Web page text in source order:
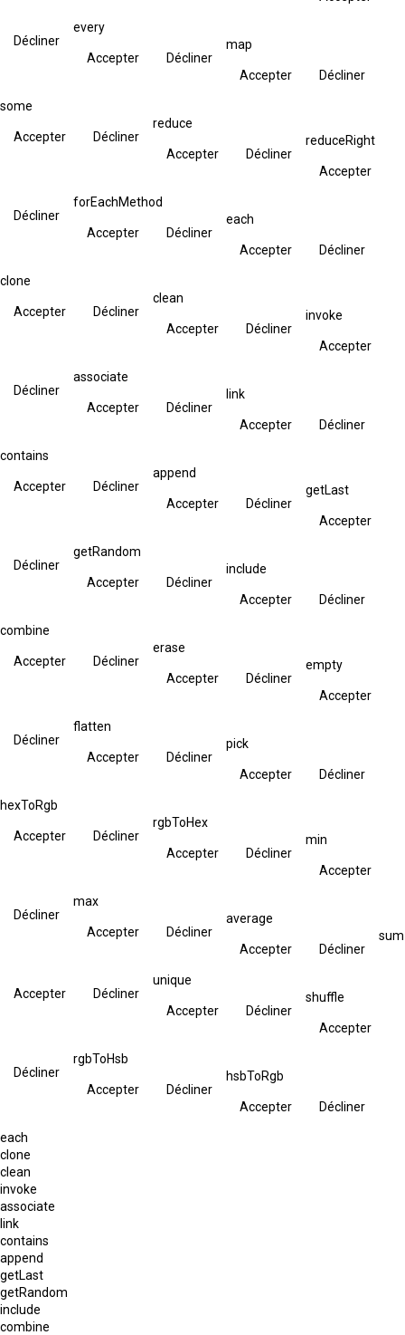
Décliner
every
Accepter Décliner
map
Accepter Décliner
some
Accepter Décliner
reduce
Accepter Décliner
reduceRight
Accepter
Décliner
forEachMethod
Accepter Décliner
each
Accepter Décliner
clone
Accepter Décliner
clean
Accepter Décliner
invoke
Accepter
Décliner
associate
Accepter Décliner
link
Accepter Décliner
contains
Accepter Décliner
append
Accepter Décliner
getLast
Accepter
Décliner
getRandom
Accepter Décliner
include
Accepter Décliner
combine
Accepter Décliner
erase
Accepter Décliner
empty
Accepter
Décliner
flatten
Accepter Décliner
pick
Accepter Décliner
hexToRgb
Accepter Décliner
rgbToHex
Accepter Décliner
min
Accepter
Décliner
max
Accepter Décliner
average
Accepter Décliner
sum
Accepter Décliner
unique
Accepter Décliner
shuffle
Accepter
Décliner
rgbToHsb
Accepter Décliner
hsbToRgb
Accepter Décliner
each
clone
clean
invoke
associate
link
contains
append
getLast
getRandom
include
combine